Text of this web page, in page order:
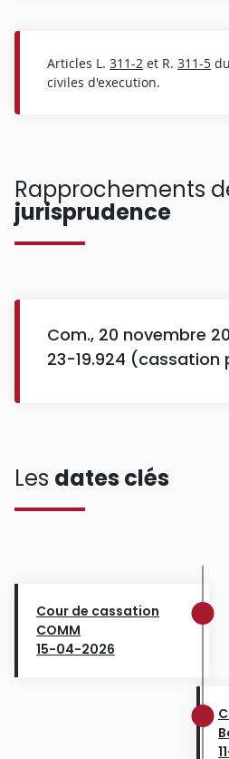
Articles L. 311-2 et R. 311-5
civiles d'execution.
Rapprochements
jurisprudence
Com., 20 novembre
23-19.924 (cassation
Les dates clés
Cour de cassation
COMM
15-04-2026